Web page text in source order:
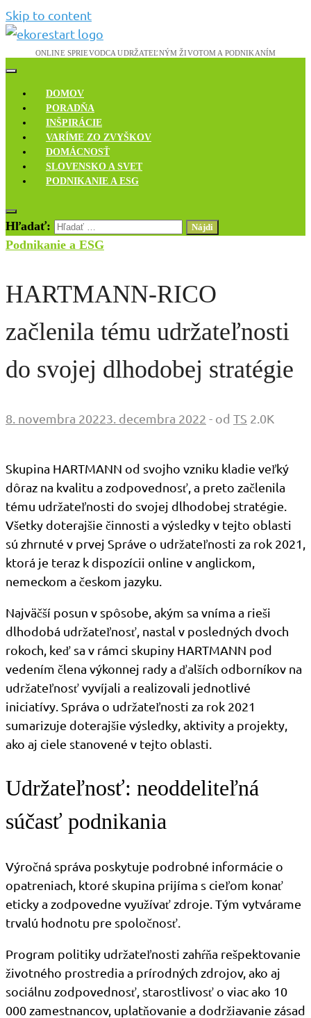
Skip to content
Ekoreštart
Novinky, rozhovory a inšpirácie
DOMOV
PORADŇA
INŠPIRÁCIE
VARÍME ZO ZVYŠKOV
DOMÁCNOSŤ
SLOVENSKO A SVET
PODNIKANIE A ESG
Hľadať:
Podnikanie a ESG
HARTMANN-RICO
začlenila tému udržateľnosti
do svojej dlhodobej stratégie
8. novembra 20223. decembra 2022 - od TS 2.0K
Skupina HARTMANN od svojho vzniku kladie veľký
dôraz na kvalitu a zodpovednosť, a preto začlenila
tému udržateľnosti do svojej dlhodobej stratégie.
Všetky doterajšie činnosti a výsledky v tejto oblasti
sú zhrnuté v prvej Správe o udržateľnosti za rok 2021,
ktorá je teraz k dispozícii online v anglickom,
nemeckom a českom jazyku.
Najväčší posun v spôsobe, akým sa vníma a rieši
dlhodobá udržateľnosť, nastal v posledných dvoch
rokoch, keď sa v rámci skupiny HARTMANN pod
vedením člena výkonnej rady a ďalších odborníkov na
udržateľnosť vyvíjali a realizovali jednotlivé
iniciatívy. Správa o udržateľnosti za rok 2021
sumarizuje doterajšie výsledky, aktivity a projekty,
ako aj ciele stanovené v tejto oblasti.
Udržateľnosť: neoddeliteľná
súčasť podnikania
Výročná správa poskytuje podrobné informácie o
opatreniach, ktoré skupina prijíma s cieľom konať
eticky a zodpovedne využívať zdroje. Tým vytvárame
trvalú hodnotu pre spoločnosť.
Program politiky udržateľnosti zahŕňa rešpektovanie
životného prostredia a prírodných zdrojov, ako aj
sociálnu zodpovednosť, starostlivosť o viac ako 10
000 zamestnancov, uplatňovanie a dodržiavanie zásad